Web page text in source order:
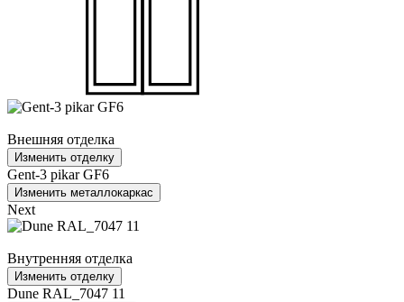
Внешняя отделка
Изменить отделку
Gent-3 pikar GF6
Изменить металлокаркас
Next
Внутренняя отделка
Изменить отделку
Dune RAL_7047 11